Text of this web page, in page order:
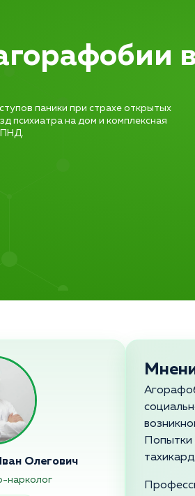
в
паники при страхе открытых
психиатра на дом и комплексная
ПНД.
Олегович
нарколог
Попытки